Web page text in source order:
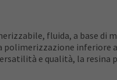
fluida, a base
polimerizzazione inferiore
e qualità, la